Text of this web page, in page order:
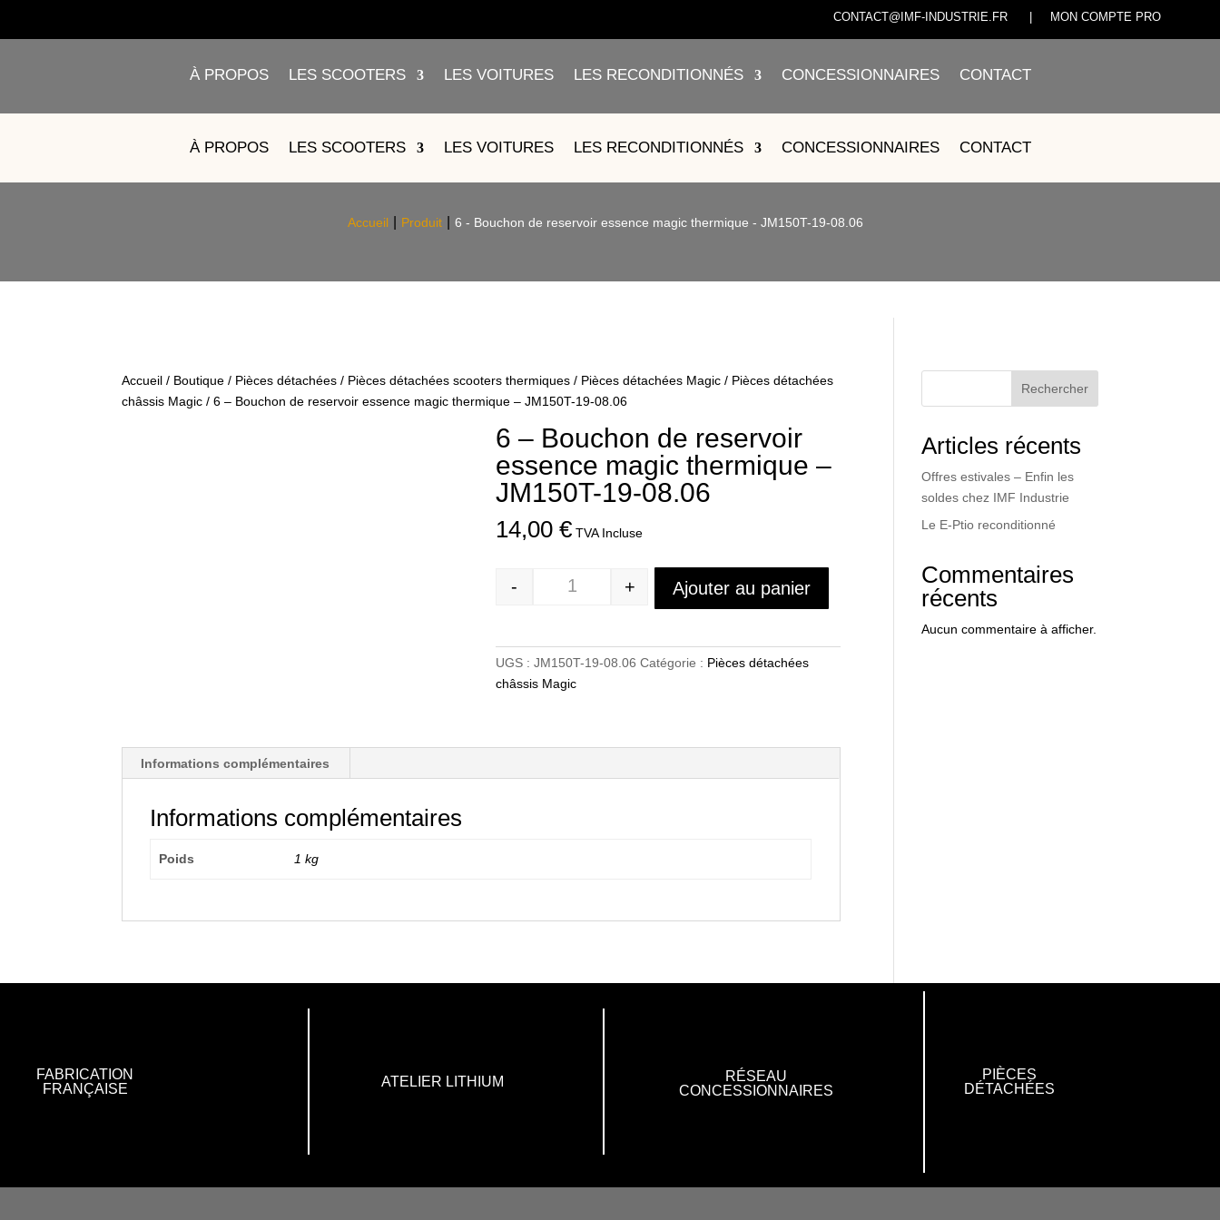
CONTACT@IMF-INDUSTRIE.FR MON COMPTE PRO
À PROPOS LES SCOOTERS LES VOITURES LES RECONDITIONNÉS CONCESSIONNAIRES CONTACT
À PROPOS LES SCOOTERS LES VOITURES LES RECONDITIONNÉS CONCESSIONNAIRES CONTACT
6 – BOUCHON DE RESERVOIR ESSENCE MAGIC THERMIQUE – JM150T-19-
Accueil Produit 6 - Bouchon de reservoir essence magic thermique - JM150T-19-08.06
Accueil / Boutique / Pièces détachées / Pièces détachées scooters thermiques / Pièces détachées Magic / Pièces détachées
châssis Magic / 6 – Bouchon de reservoir essence magic thermique – JM150T-19-08.06
6 – Bouchon de reservoir
essence magic thermique –
JM150T-19-08.06
14,00€ TVA Incluse
Quantité
- + Ajouter au panier
UGS :JM150T-19-08.06 Catégorie : Pièces détachées
châssis Magic
Informations complémentaires
Informations complémentaires
Poids 1 kg
Rechercher
Articles récents
Offres estivales – Enfin les
soldes chez IMF Industrie
Le E-Ptio reconditionné
Commentaires
récents
Aucun commentaire à afficher.
FABRICATION
FRANÇAISE
ATELIER LITHIUM
RÉSEAU
CONCESSIONNAIRES
PIÈCES
DÉTACHÉES